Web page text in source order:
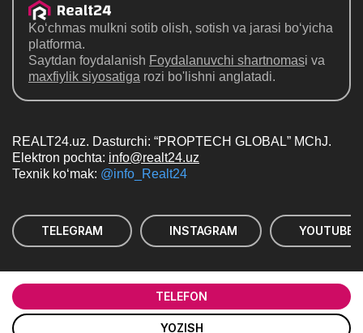
TELEFON
YOZISH
Ko‘chmas mulkni sotib olish, sotish va jarasi bo‘yicha
platforma.
Saytdan foydalanish Foydalanuvchi shartnomasi va
maxfiylik siyosatiga rozi bo'lishni anglatadi.
REALT24.uz. Dasturchi: “PROPTECH GLOBAL” MChJ.
Elektron pochta: info@realt24.uz
Texnik ko‘mak: @info_Realt24
TELEGRAM INSTAGRAM YOUTUBE
ko'paytirish, tarqatish va boshqa maqsadlarda foydalanish
"REALT24.UZ" ehtimol veb-saytga havola ko`rsatish bilan